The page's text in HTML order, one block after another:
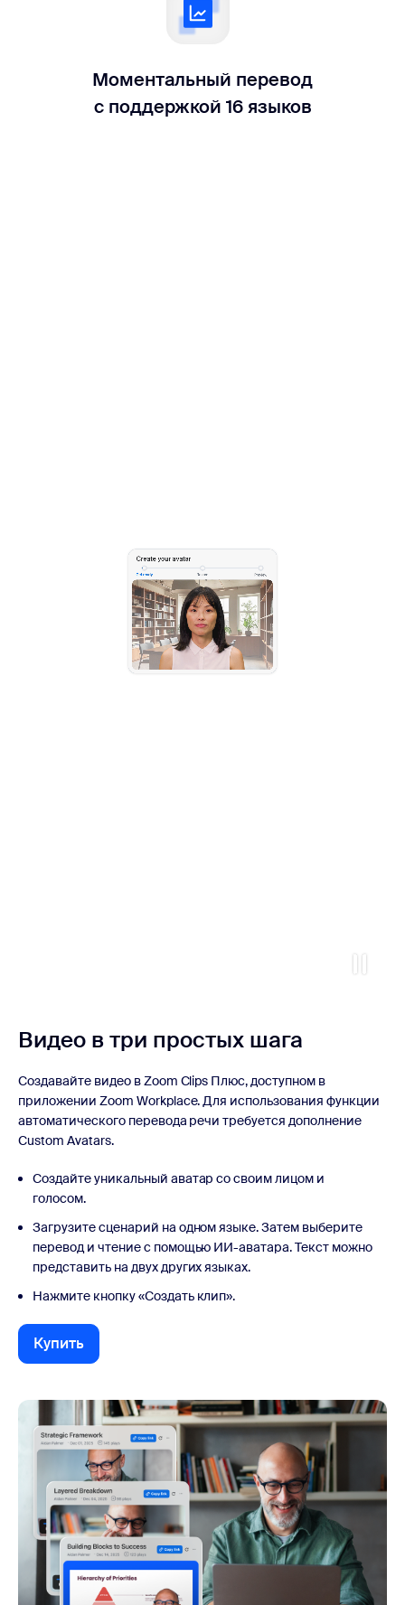
Моментальный перевод
с поддержкой 16 языков
Видео в три простых шага
Создавайте видео в Zoom Clips Плюс, доступном в
приложении Zoom Workplace. Для использования функции
автоматического перевода речи требуется дополнение
Custom Avatars.
Создайте уникальный аватар со своим лицом и
голосом.
Загрузите сценарий на одном языке. Затем выберите
перевод и чтение с помощью ИИ-аватара. Текст можно
представить на двух других языках.
Нажмите кнопку «Создать клип».
Купить
Купить